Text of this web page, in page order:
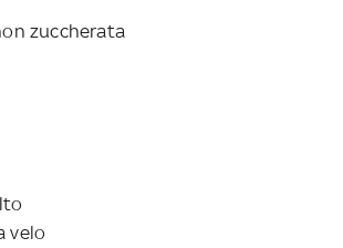
zuccherata
velo